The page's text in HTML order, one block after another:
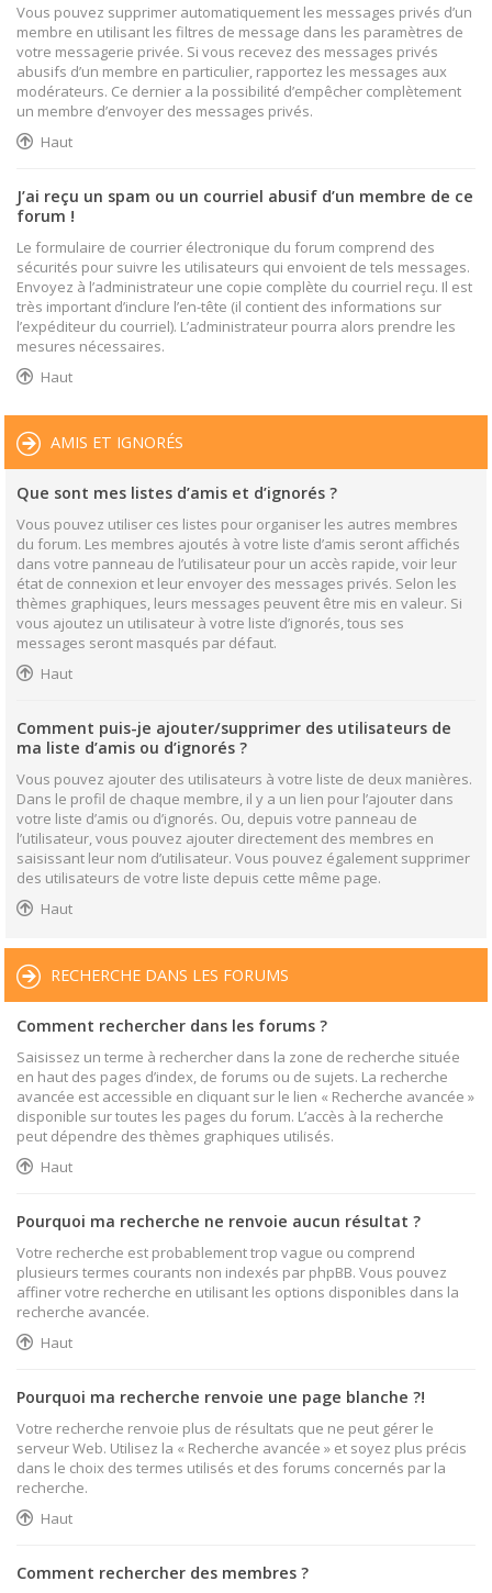
Vous pouvez supprimer automatiquement les messages privés d’un
membre en utilisant les filtres de message dans les paramètres de
votre messagerie privée. Si vous recevez des messages privés
abusifs d’un membre en particulier, rapportez les messages aux
modérateurs. Ce dernier a la possibilité d’empêcher complètement
un membre d’envoyer des messages privés.
Haut
J’ai reçu un spam ou un courriel abusif d’un membre de ce
forum !
Le formulaire de courrier électronique du forum comprend des
sécurités pour suivre les utilisateurs qui envoient de tels messages.
Envoyez à l’administrateur une copie complète du courriel reçu. Il est
très important d’inclure l’en-tête (il contient des informations sur
l’expéditeur du courriel). L’administrateur pourra alors prendre les
mesures nécessaires.
Haut
AMIS ET IGNORÉS
Que sont mes listes d’amis et d’ignorés ?
Vous pouvez utiliser ces listes pour organiser les autres membres
du forum. Les membres ajoutés à votre liste d’amis seront affichés
dans votre panneau de l’utilisateur pour un accès rapide, voir leur
état de connexion et leur envoyer des messages privés. Selon les
thèmes graphiques, leurs messages peuvent être mis en valeur. Si
vous ajoutez un utilisateur à votre liste d’ignorés, tous ses
messages seront masqués par défaut.
Haut
Comment puis-je ajouter/supprimer des utilisateurs de
ma liste d’amis ou d’ignorés ?
Vous pouvez ajouter des utilisateurs à votre liste de deux manières.
Dans le profil de chaque membre, il y a un lien pour l’ajouter dans
votre liste d’amis ou d’ignorés. Ou, depuis votre panneau de
l’utilisateur, vous pouvez ajouter directement des membres en
saisissant leur nom d’utilisateur. Vous pouvez également supprimer
des utilisateurs de votre liste depuis cette même page.
Haut
RECHERCHE DANS LES FORUMS
Comment rechercher dans les forums ?
Saisissez un terme à rechercher dans la zone de recherche située
en haut des pages d’index, de forums ou de sujets. La recherche
avancée est accessible en cliquant sur le lien « Recherche avancée »
disponible sur toutes les pages du forum. L’accès à la recherche
peut dépendre des thèmes graphiques utilisés.
Haut
Pourquoi ma recherche ne renvoie aucun résultat ?
Votre recherche est probablement trop vague ou comprend
plusieurs termes courants non indexés par phpBB. Vous pouvez
affiner votre recherche en utilisant les options disponibles dans la
recherche avancée.
Haut
Pourquoi ma recherche renvoie une page blanche ?!
Votre recherche renvoie plus de résultats que ne peut gérer le
serveur Web. Utilisez la « Recherche avancée » et soyez plus précis
dans le choix des termes utilisés et des forums concernés par la
recherche.
Haut
Comment rechercher des membres ?